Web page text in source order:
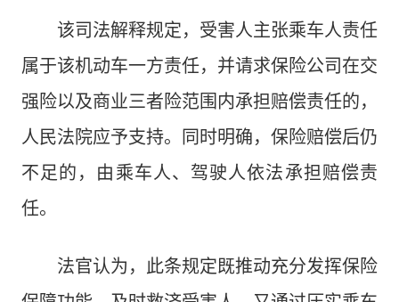
该司法解释规定，受害人主张乘车人责任
属于该机动车一方责任，并请求保险公司在交
强险以及商业三者险范围内承担赔偿责任的，
人民法院应予支持。同时明确，保险赔偿后仍
不足的，由乘车人、驾驶人依法承担赔偿责
任。
法官认为，此条规定既推动充分发挥保险